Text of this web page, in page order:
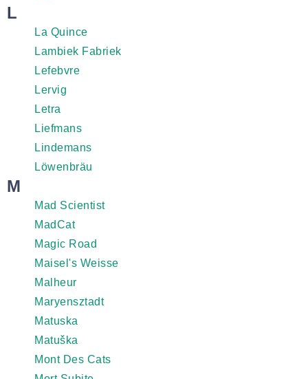
L
La Quince
Lambiek Fabriek
Lefebvre
Lervig
Letra
Liefmans
Lindemans
Löwenbräu
M
Mad Scientist
MadCat
Magic Road
Maisel's Weisse
Malheur
Maryensztadt
Matuska
Matuška
Mont Des Cats